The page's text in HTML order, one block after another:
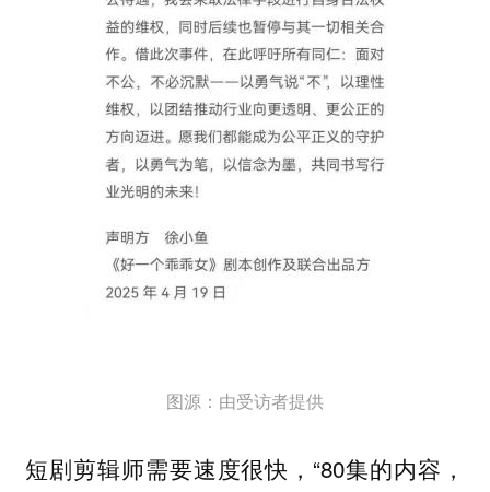
图源：由受访者提供
短剧剪辑师需要速度很快，“80集的内容，